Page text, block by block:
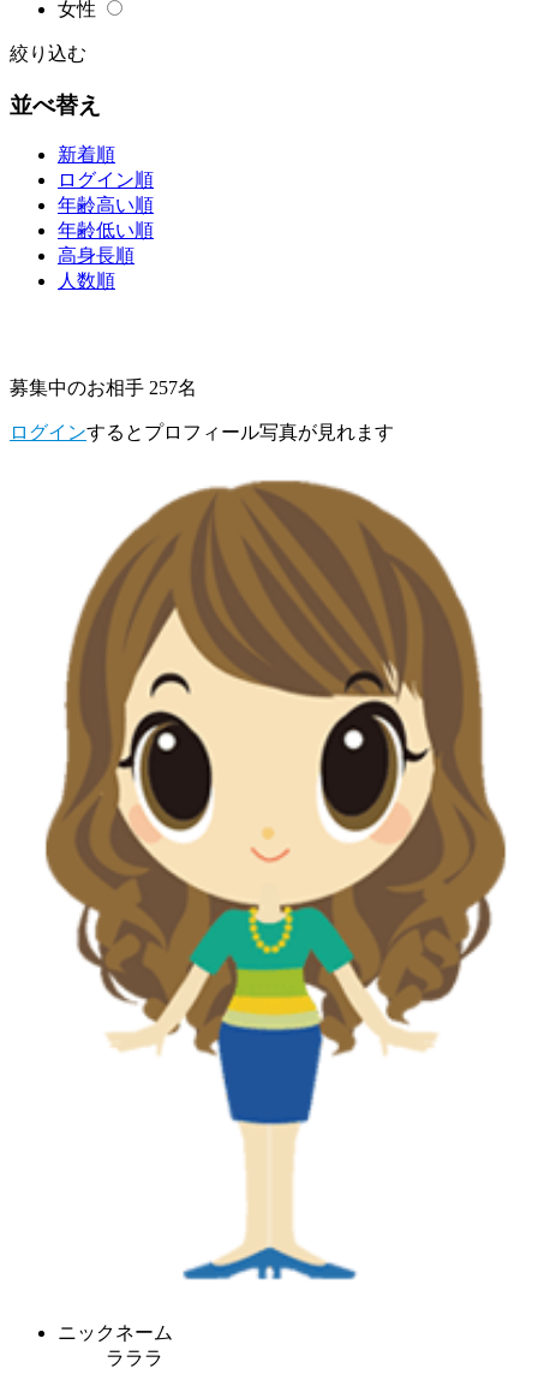
女性
絞り込む
並べ替え
新着順
ログイン順
年齢高い順
年齢低い順
高身長順
人数順
募集中のお相手 257名
ログインするとプロフィール写真が見れます
ニックネーム
ラララ